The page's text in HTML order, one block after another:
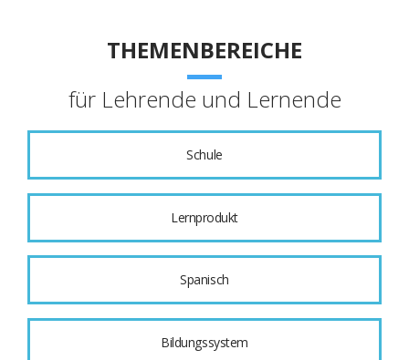
THEMENBEREICHE
für Lehrende und Lernende
Schule
Lernprodukt
Spanisch
Bildungssystem